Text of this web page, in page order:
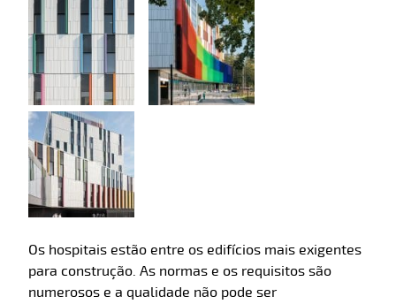
Os hospitais estão entre os edifícios mais exigentes
para construção. As normas e os requisitos são
numerosos e a qualidade não pode ser